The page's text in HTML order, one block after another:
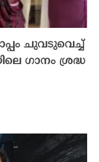
ചുവടുവെച്ച്
ഗാനം ശ്രദ്ധ